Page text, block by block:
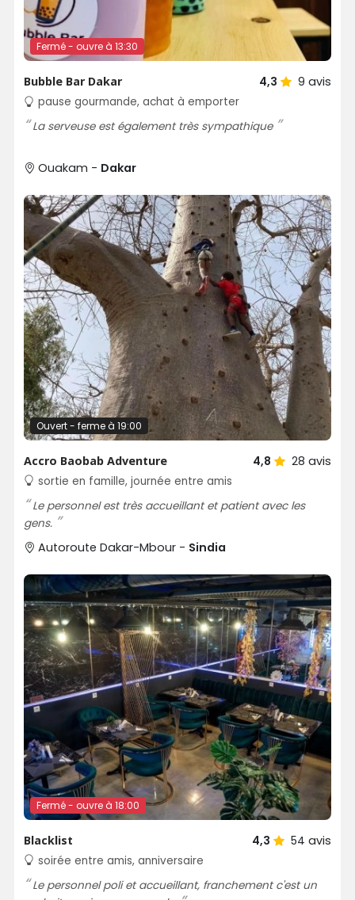
Fermé - ouvre à 13:30
Bubble Bar Dakar 4,3 9 avis
pause gourmande, achat à emporter
La serveuse est également très sympathique
Ouakam - Dakar
Ouvert - ferme à 19:00
Accro Baobab Adventure 4,8 28 avis
sortie en famille, journée entre amis
Le personnel est très accueillant et patient avec les
gens.
Autoroute Dakar-Mbour - Sindia
Fermé - ouvre à 18:00
Blacklist 4,3 54 avis
soirée entre amis, anniversaire
Le personnel poli et accueillant, franchement c'est un